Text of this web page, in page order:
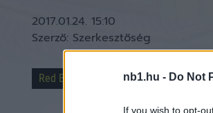
nb1.hu - Do Not
If you wish to opt-
2017.01.24. 15:10
Szerző: Szerkesztőség
Red Bull Újpest Újpest FC